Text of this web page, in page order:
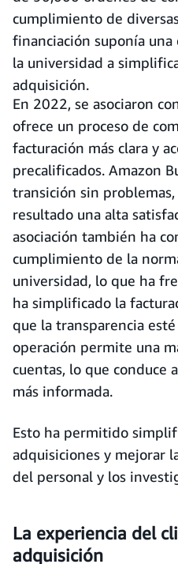
cumplimiento de
financiación suponía
la universidad a
adquisición.
En 2022, se asociaron
ofrece un proceso de
facturación más clara y
precalificados. Amazon
transición sin
resultado una alta
asociación también ha
cumplimiento de la
universidad, lo que ha
ha simplificado la
que la transparencia
operación permite una
cuentas, lo que conduce
más informada.
Esto ha permitido
adquisiciones y mejorar
del personal y los
La experiencia del
adquisición